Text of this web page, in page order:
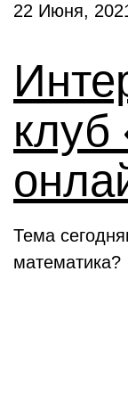
22 Июня,
клуб
Тема
математика?